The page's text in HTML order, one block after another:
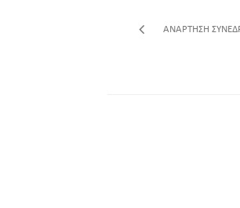
ΑΝΑΡΤΗΣΗ